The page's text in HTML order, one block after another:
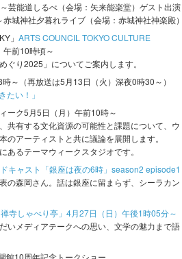
芸能道しるべ（会場：矢来能楽堂）ゲスト出演
城神社夕暮れライブ（会場：赤城神社神楽殿）
」 ARTS COUNCIL TOKYO CULTURE
午前10時頃～
ぐり2025」についてご案内します。
～（再放送は5月13日（火）深夜0時30～）
たい！」
ーク5月5日（月）午前10時～
共有する文化資源の可能性と課題について、ウ
のアーティストと共に議論を展開します。
あるテーマウィークスタジオです。
キャスト「銀座は夜の6時」season2 episode1
の森岡さん。話は銀座に留まらず、シーラカン
寺しゃべり亭」4月27日（日）午後1時05分～
いメディアテークへの思い、文学の魅力まで語
館10周年記念トークショー